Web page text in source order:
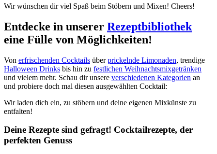
Wir wünschen dir viel Spaß beim Stöbern und Mixen! Cheers!
Entdecke in unserer Rezeptbibliothek
eine Fülle von Möglichkeiten!
Von erfrischenden Cocktails überprickelnde Limonaden, trendige
Halloween Drinks bis hin zu festlichen Weihnachtsmixgetränken
und vielem mehr. Schau dir unsere verschiedenen Kategorien an
und probiere doch mal diesen ausgewählten Cocktail:
Wir laden dich ein, zu stöbern und deine eigenen Mixkünste zu
entfalten!
Deine Rezepte sind gefragt! Cocktailrezepte, der
perfekten Genuss